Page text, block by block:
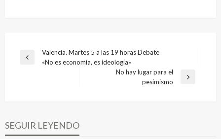
Navegación
Entrada
Valencia. Martes 5 a las 19 horas Debate
«No es economía, es ideología»
No hay lugar para el
pesimismo
SEGUIR LEYENDO